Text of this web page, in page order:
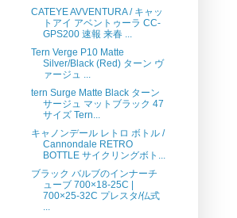
CATEYE AVVENTURA / キャッ
トアイ アベントゥーラ CC-
GPS200 速報 来春 ...
Tern Verge P10 Matte
Silver/Black (Red) ターン ヴ
ァージュ ...
tern Surge Matte Black ターン
サージュ マットブラック 47
サイズ Tern...
キャノンデール レトロ ボトル /
Cannondale RETRO
BOTTLE サイクリングボト...
ブラック バルブのインナーチ
ューブ 700×18-25C |
700×25-32C プレスタ/仏式